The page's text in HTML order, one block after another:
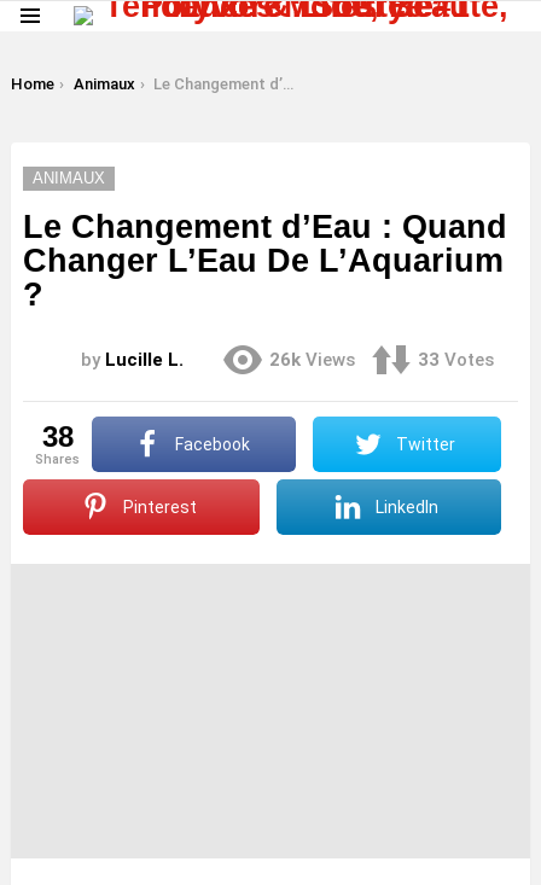
You are here:
Home Animaux Le Changement d’Eau : Quand Changer L’Eau De L’Aquarium ?
ANIMAUX
Le Changement d’Eau : Quand
Changer L’Eau De L’Aquarium
?
by Lucille L. 26k Views 33 Votes
38
shares
Facebook Twitter
Pinterest LinkedIn